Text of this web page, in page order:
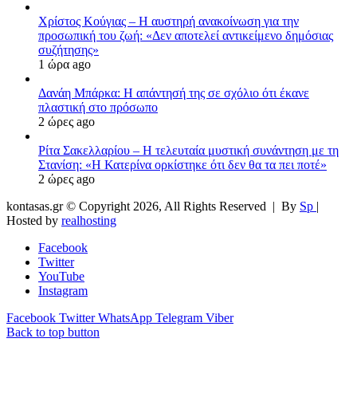
Χρίστος Κούγιας – Η αυστηρή ανακοίνωση για την
προσωπική του ζωή: «Δεν αποτελεί αντικείμενο δημόσιας
συζήτησης»
1 ώρα ago
Δανάη Μπάρκα: Η απάντησή της σε σχόλιο ότι έκανε
πλαστική στο πρόσωπο
2 ώρες ago
Ρίτα Σακελλαρίου – Η τελευταία μυστική συνάντηση με τη
Στανίση: «Η Κατερίνα ορκίστηκε ότι δεν θα τα πει ποτέ»
2 ώρες ago
kontasas.gr © Copyright 2026, All Rights Reserved | By Sp |
Hosted by realhosting
Facebook
Twitter
YouTube
Instagram
Facebook Twitter WhatsApp Telegram Viber
Back to top button